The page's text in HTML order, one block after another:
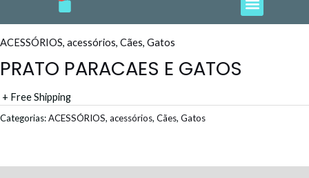
para
o
o
k
g
a
k
b
a
ACESSÓRIOS, acessórios, Cães, Gatos
PRATO PARACAES E GATOS
+ Free Shipping
Categorias:ACESSÓRIOS, acessórios, Cães, Gatos